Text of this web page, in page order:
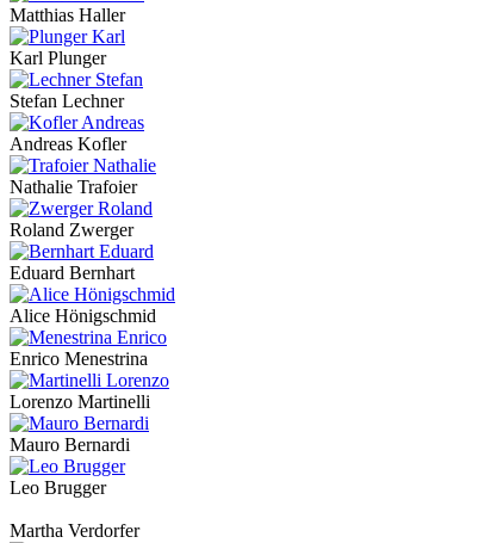
Matthias Haller
Karl Plunger
Stefan Lechner
Andreas Kofler
Nathalie Trafoier
Roland Zwerger
Eduard Bernhart
Alice Hönigschmid
Enrico Menestrina
Lorenzo Martinelli
Mauro Bernardi
Leo Brugger
Martha Verdorfer